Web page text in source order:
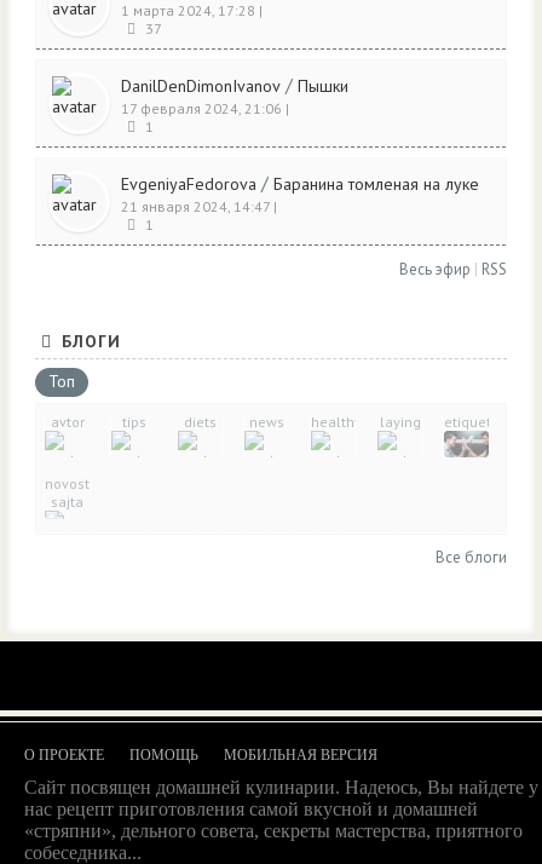
1 марта 2024, 17:28 |
37
DanilDenDimonIvanov / Пышки
17 февраля 2024, 21:06 |
1
EvgeniyaFedorova / Баранина томленая на луке
21 января 2024, 14:47 |
1
Весь эфир | RSS
БЛОГИ
Топ
avtor tips diets news healthy_eating
laying etiquette
novosti-
sajta
Все блоги
О ПРОЕКТЕ ПОМОЩЬ МОБИЛЬНАЯ ВЕРСИЯ
Сайт посвящен домашней кулинарии. Надеюсь, Вы найдете у
нас рецепт приготовления самой вкусной и домашней
«стряпни», дельного совета, секреты мастерства, приятного
собеседника...